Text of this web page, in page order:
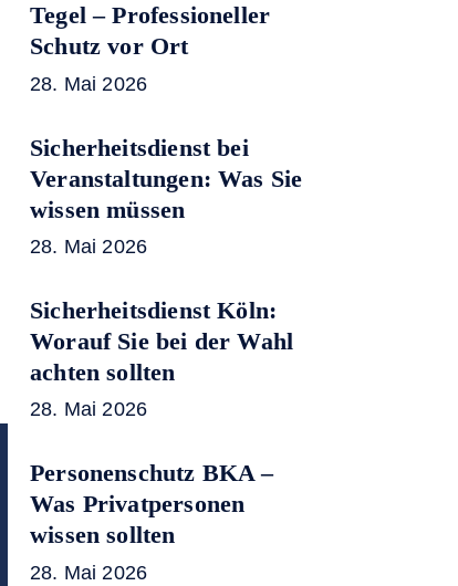
Tegel – Professioneller
Schutz vor Ort
28. Mai 2026
Sicherheitsdienst bei
Veranstaltungen: Was Sie
wissen müssen
28. Mai 2026
Sicherheitsdienst Köln:
Worauf Sie bei der Wahl
achten sollten
28. Mai 2026
Personenschutz BKA –
Was Privatpersonen
wissen sollten
28. Mai 2026